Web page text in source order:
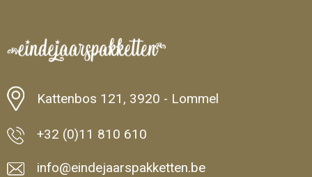
Kattenbos 121, 3920 - Lommel
+32 (0)11 810 610
info@eindejaarspakketten.be